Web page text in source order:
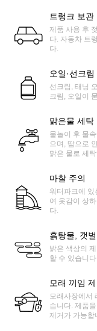
트렁크 보관
제품 사용 후
다. 자동차 트
다.
오일·선크림
선크림, 태닝
크림, 오일이
맑은물 세탁
물놀이 후 물
으며, 땀으로
맑은 물로 세
마찰 주의
워터파크에 있
여 옷감이 상
다.
흙탕물, 갯
밝은 색상의
할 수 있습니
모래 끼임 제
모래사장에서
습니다. 제품
제거가 가능합